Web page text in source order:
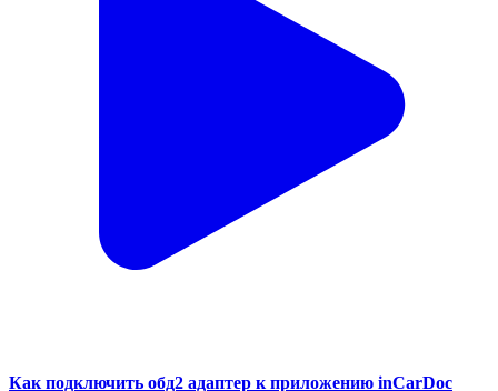
Как подключить обд2 адаптер к приложению inCarDoc